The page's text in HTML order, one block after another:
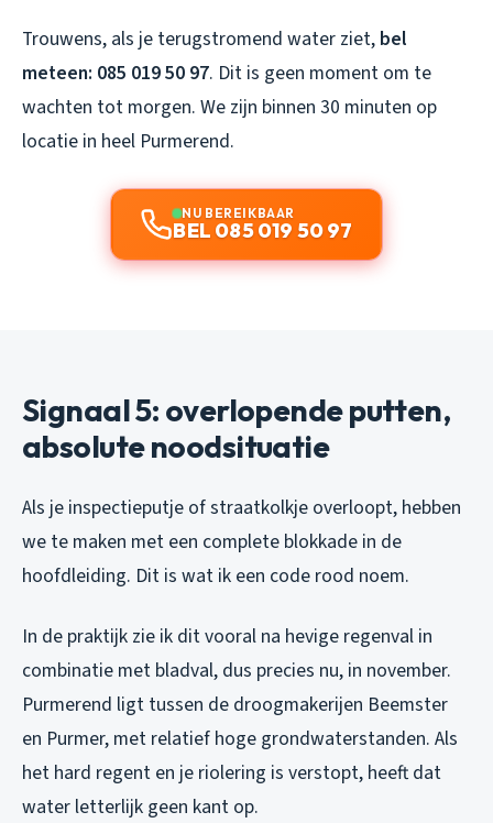
Trouwens, als je terugstromend water ziet, bel
meteen: 085 019 50 97. Dit is geen moment om te
wachten tot morgen. We zijn binnen 30 minuten op
locatie in heel Purmerend.
NU BEREIKBAAR
BEL 085 019 50 97
Signaal 5: overlopende putten,
absolute noodsituatie
Als je inspectieputje of straatkolkje overloopt, hebben
we te maken met een complete blokkade in de
hoofdleiding. Dit is wat ik een code rood noem.
In de praktijk zie ik dit vooral na hevige regenval in
combinatie met bladval, dus precies nu, in november.
Purmerend ligt tussen de droogmakerijen Beemster
en Purmer, met relatief hoge grondwaterstanden. Als
het hard regent en je riolering is verstopt, heeft dat
water letterlijk geen kant op.